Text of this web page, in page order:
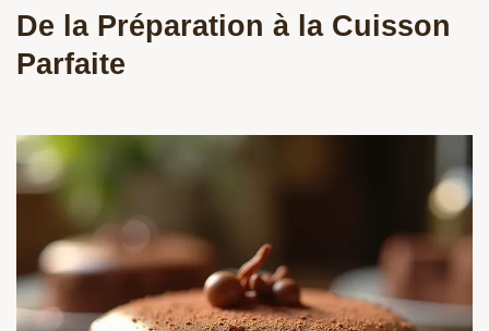
De la Préparation à la Cuisson
Parfaite